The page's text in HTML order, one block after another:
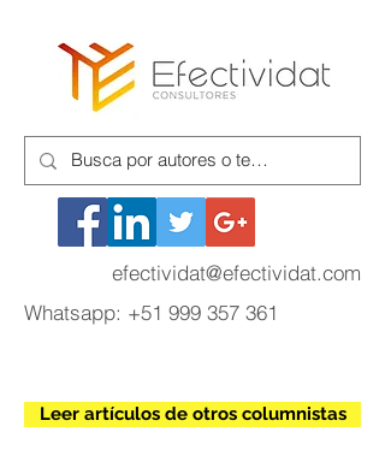
efectividat@efectividat.com
Whatsapp: +51 999 357 361
Leer artículos de otros columnistas